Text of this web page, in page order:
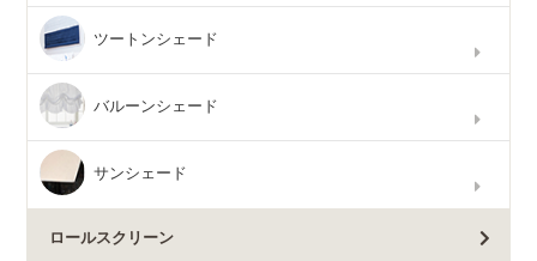
ツートンシェード
バルーンシェード
サンシェード
ロールスクリーン